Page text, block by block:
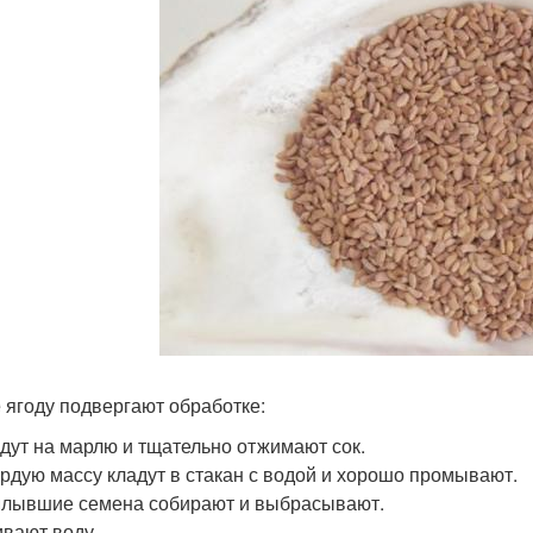
подвергают обработке:
на марлю и тщательно отжимают сок.
массу кладут в стакан с водой и хорошо промывают.
семена собирают и выбрасывают.